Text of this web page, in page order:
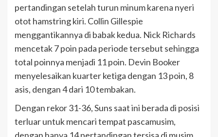
pertandingan setelah turun minum karena nyeri
otot hamstring kiri. Collin Gillespie
menggantikannya di babak kedua. Nick Richards
mencetak 7 poin pada periode tersebut sehingga
total poinnya menjadi 11 poin. Devin Booker
menyelesaikan kuarter ketiga dengan 13 poin, 8
asis, dengan 4 dari 10 tembakan.
Dengan rekor 31-36, Suns saat ini berada di posisi
terluar untuk mencari tempat pascamusim,